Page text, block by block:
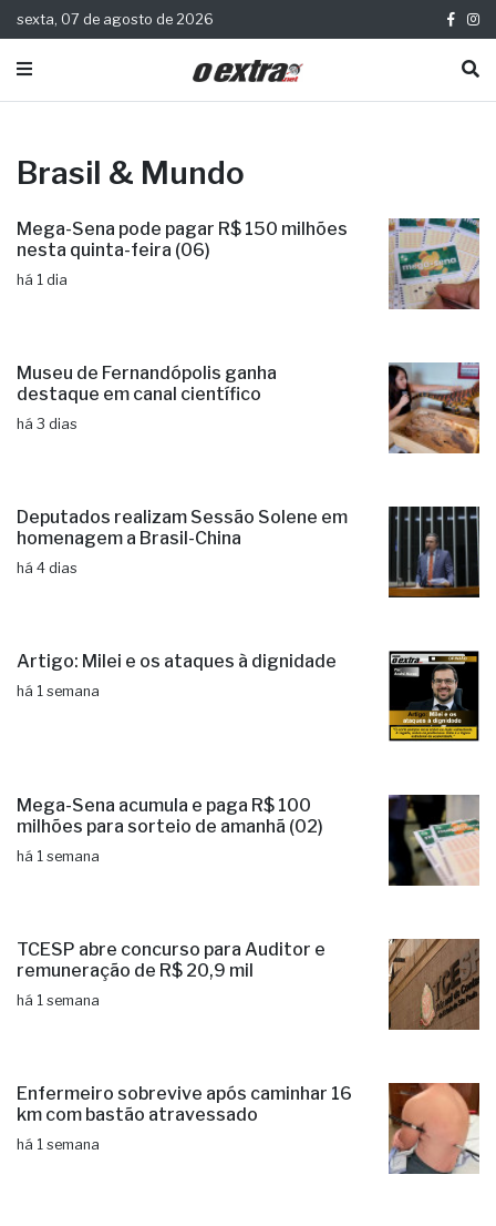
sexta, 07 de agosto de 2026
Brasil & Mundo
Mega-Sena pode pagar R$ 150 milhões
nesta quinta-feira (06)
há 1 dia
Museu de Fernandópolis ganha
destaque em canal científico
há 3 dias
Deputados realizam Sessão Solene em
homenagem a Brasil-China
há 4 dias
Artigo: Milei e os ataques à dignidade
há 1 semana
Mega-Sena acumula e paga R$ 100
milhões para sorteio de amanhã (02)
há 1 semana
TCESP abre concurso para Auditor e
remuneração de R$ 20,9 mil
há 1 semana
Enfermeiro sobrevive após caminhar 16
km com bastão atravessado
há 1 semana